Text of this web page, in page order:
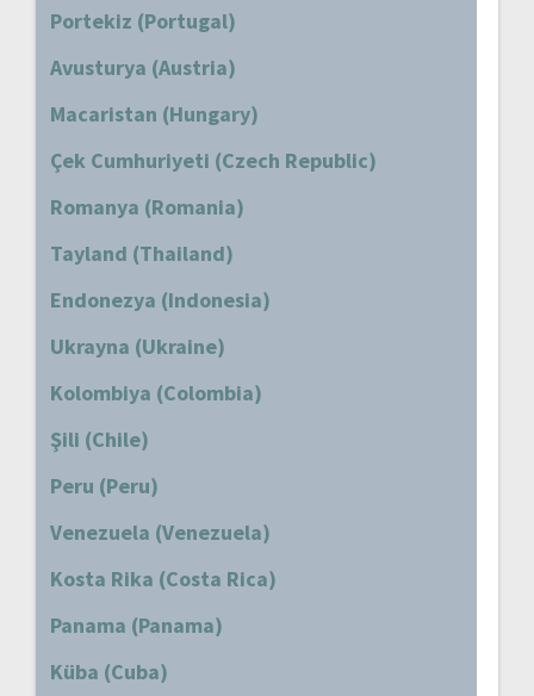
Portekiz (Portugal)
Avusturya (Austria)
Macaristan (Hungary)
Çek Cumhuriyeti (Czech Republic)
Romanya (Romania)
Tayland (Thailand)
Endonezya (Indonesia)
Ukrayna (Ukraine)
Kolombiya (Colombia)
Şili (Chile)
Peru (Peru)
Venezuela (Venezuela)
Kosta Rika (Costa Rica)
Panama (Panama)
Küba (Cuba)